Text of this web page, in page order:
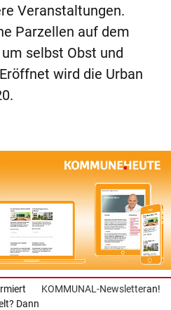
Veranstaltungen.
Parzellen auf dem
selbst Obst und
wird die Urban
Dann
KOMMUNAL-Newsletteran!